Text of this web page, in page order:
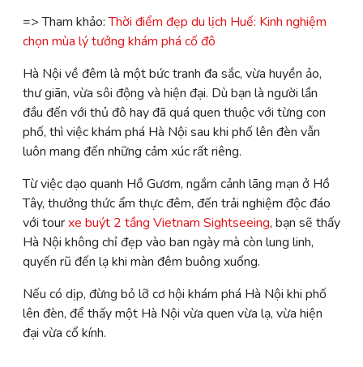
=> Tham khảo:Thời điểm đẹp du lịch Huế: Kinh nghiệm
chọn mùa lý tưởng khám phá cố đô
Hà Nội về đêm là một bức tranh đa sắc, vừa huyền ảo,
thư giãn, vừa sôi động và hiện đại. Dù bạn là người lần
đầu đến với thủ đô hay đã quá quen thuộc với từng con
phố, thì việc khám phá Hà Nội sau khi phố lên đèn vẫn
luôn mang đến những cảm xúc rất riêng.
Từ việc dạo quanh Hồ Gươm, ngắm cảnh lãng mạn ở Hồ
Tây, thưởng thức ẩm thực đêm, đến trải nghiệm độc đáo
với tourxe buýt 2 tầng Vietnam Sightseeing, bạn sẽ thấy
Hà Nội không chỉ đẹp vào ban ngày mà còn lung linh,
quyến rũ đến lạ khi màn đêm buông xuống.
Nếu có dịp, đừng bỏ lỡ cơ hội khám phá Hà Nội khi phố
lên đèn, để thấy một Hà Nội vừa quen vừa lạ, vừa hiện
đại vừa cổ kính.